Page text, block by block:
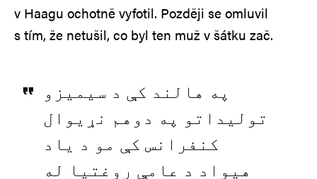
v Haagu ochotně vyfotil. Později se omluvil
s tím, že netušil, co byl ten muž v šátku zač.
په هالند کې د سیمیزو
تولیداتو په دوهم نړیوال
کنفرانس کې مو د یاد
هیواد د عامې روغتیا له